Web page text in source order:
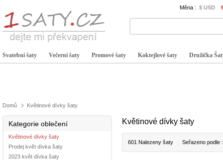
Měna : $ USD
Svatební šaty Večerní šaty Promové šaty Koktejlové šaty Družička
Domů Květinové dívky šaty
Kategorie oblečení
Květinové dívky šaty
Prodej květ dívka šaty
2023 květ dívka šaty
Květinové dívky šaty
601 Nalezeny šaty Seřazeno podle